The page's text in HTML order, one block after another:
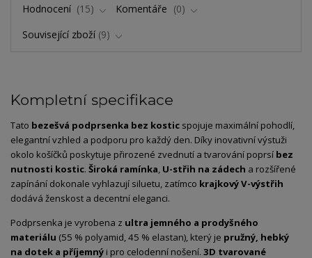
Hodnocení
15 Komentáře
0
Související zboží 9
Kompletní specifikace
Tato bezešvá podprsenka bez kostic spojuje maximální pohodlí,
elegantní vzhled a podporu pro každý den. Díky inovativní výstuži
okolo košíčků poskytuje přirozené zvednutí a tvarování poprsí bez
nutnosti kostic. Široká ramínka U-střih na zádech a rozšířené
zapínání dokonale vyhlazují siluetu, zatímco krajkový V-výstřih
dodává ženskost a decentní eleganci.
Podprsenka je vyrobena z ultra jemného a prodyšného
materiálu (55 % polyamid, 45 % elastan), který je pružný, hebký
na dotek a příjemný i pro celodenní nošení. 3D tvarované